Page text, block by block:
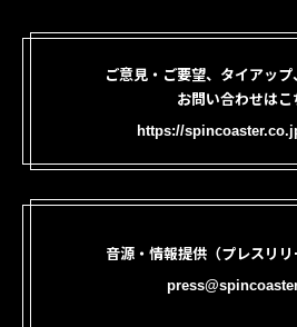
ご意見・ご要望、タイアッ
お問い合わせはこ
https://
音源・情報提供（プレスリリ